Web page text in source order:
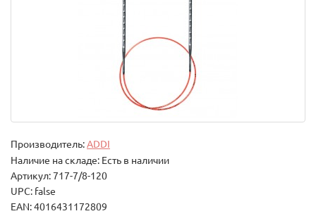
Производитель:ADDI
Наличие на складе: Есть в наличии
Артикул: 717-7/8-120
UPC: false
EAN: 4016431172809